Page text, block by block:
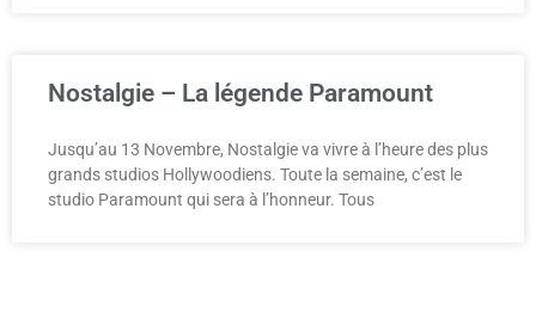
Nostalgie – La légende Paramount
Jusqu’au 13 Novembre, Nostalgie va vivre à l’heure des plus
grands studios Hollywoodiens. Toute la semaine, c’est le
studio Paramount qui sera à l’honneur. Tous